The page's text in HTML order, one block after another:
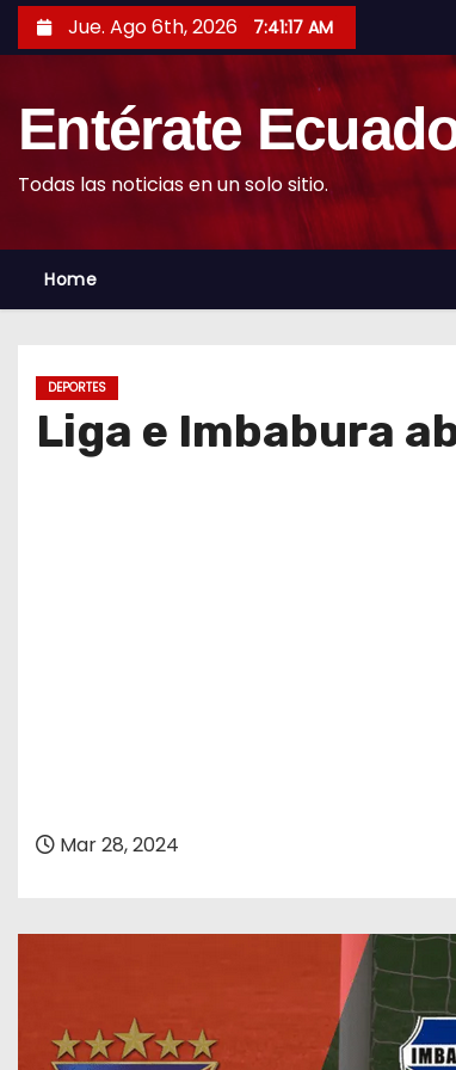
k
o
t
Jue. Ago 6th, 2026 7:41:19 AM
Entérate
Todas las noticias en un solo sitio.
Home
DEPORTES
Liga e Imbabura
Mar 28, 2024